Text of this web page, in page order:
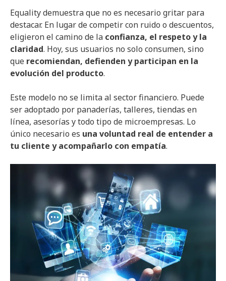
Equality demuestra que no es necesario gritar para
destacar. En lugar de competir con ruido o descuentos,
eligieron el camino de la confianza, el respeto y la
claridad. Hoy, sus usuarios no solo consumen, sino
que recomiendan, defienden y participan en la
evolución del producto.
Este modelo no se limita al sector financiero. Puede
ser adoptado por panaderías, talleres, tiendas en
línea, asesorías y todo tipo de microempresas. Lo
único necesario es una voluntad real de entender a
tu cliente y acompañarlo con empatía.